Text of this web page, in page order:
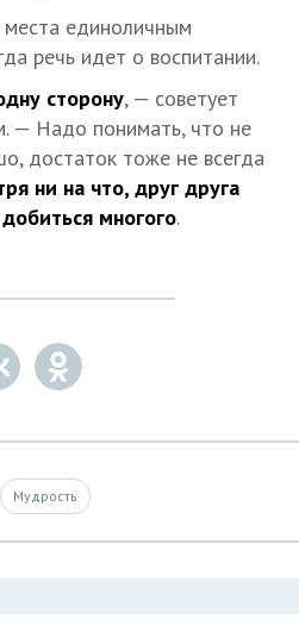
единоличным
речь идет о воспитании.
сторону, — советует
— Надо понимать, что не
достаток тоже не всегда
ни на что, друг друга
многого.
Мудрость